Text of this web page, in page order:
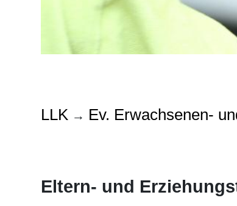
LLK → Ev. Erwachsenen-
Eltern- und